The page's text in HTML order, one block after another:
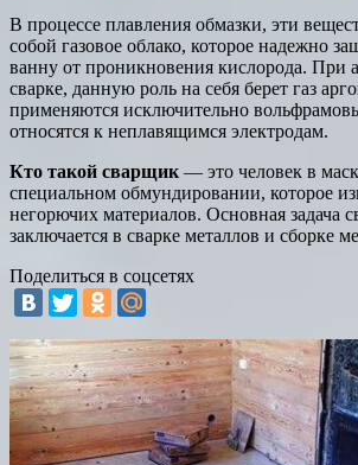
В процессе плавления обмазки, эти
собой газовое облако, которое надежно
ванну от проникновения кислорода. При
сварке, данную роль на себя берет газ
применяются исключительно
относятся к неплавящимся электродам.
Кто такой сварщик — это человек в
специальном обмундировании, которое
негорючих материалов. Основная задача
заключается в сварке металлов и сборке
Поделиться в соцсетях